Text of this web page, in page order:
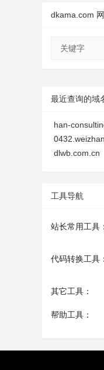
dkama.com
关键字
最近查询的域
han-
dlwb.com.cn
工具导航
站长常用工具：
代码转换工具：
其它工具：
帮助工具：